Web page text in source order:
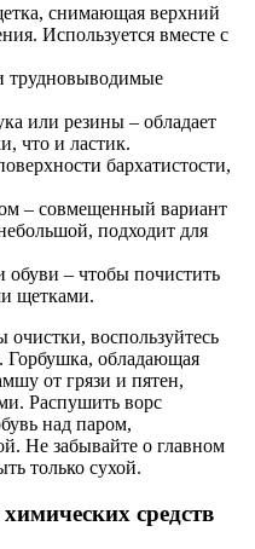
снимающая верхний
Используется вместе с
трудновыводимые
или резины – обладает
что и ластик.
бархатистости,
– совмещенный вариант
подходит для
– чтобы почистить
щетками.
воспользуйтесь
Горбушка, обладающая
от грязи и пятен,
Распушить ворс
над паром,
Не забывайте о главном
только сухой.
средств